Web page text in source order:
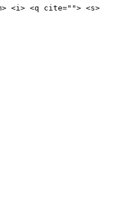
<i> <q cite=""> <s>